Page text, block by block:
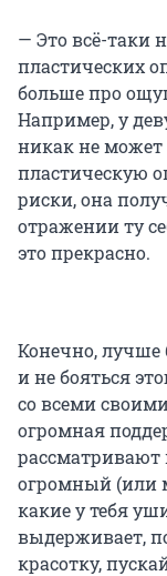
— Это всё-таки
пластических
больше про
Например, у
никак не может
пластическую
риски, она
отражении ту
это прекрасно.
Конечно, лучше
и не бояться
со всеми
огромная
рассматривают
огромный (или
какие у тебя
выдерживает,
красотку,